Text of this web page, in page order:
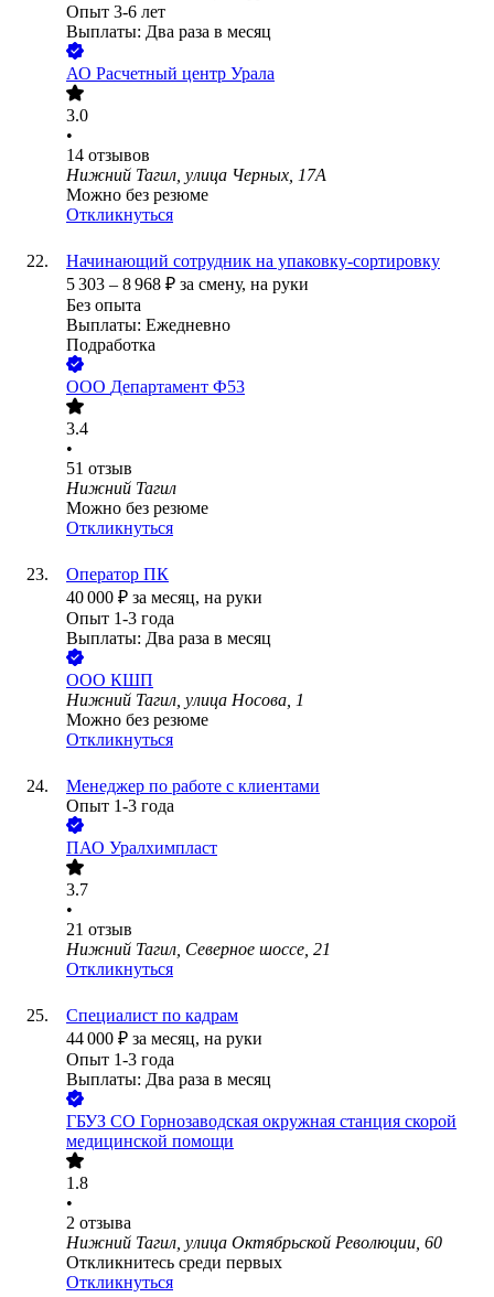
Опыт 3-6 лет
Выплаты: Два раза в месяц
АО Расчетный центр Урала
3.0
•
14 отзывов
Нижний Тагил, улица Черных, 17А
Можно без резюме
Откликнуться
Начинающий сотрудник на упаковку-сортировку
5 303 – 8 968 ₽ за смену, на руки
Без опыта
Выплаты: Ежедневно
Подработка
ООО Департамент Ф53
3.4
•
51 отзыв
Нижний Тагил
Можно без резюме
Откликнуться
Оператор ПК
40 000 ₽ за месяц, на руки
Опыт 1-3 года
Выплаты: Два раза в месяц
ООО КШП
Нижний Тагил, улица Носова, 1
Можно без резюме
Откликнуться
Менеджер по работе с клиентами
Опыт 1-3 года
ПАО Уралхимпласт
3.7
•
21 отзыв
Нижний Тагил, Северное шоссе, 21
Откликнуться
Специалист по кадрам
44 000 ₽ за месяц, на руки
Опыт 1-3 года
Выплаты: Два раза в месяц
ГБУЗ СО Горнозаводская окружная станция скорой
медицинской помощи
1.8
•
2 отзыва
Нижний Тагил, улица Октябрьской Революции, 60
Откликнитесь среди первых
Откликнуться